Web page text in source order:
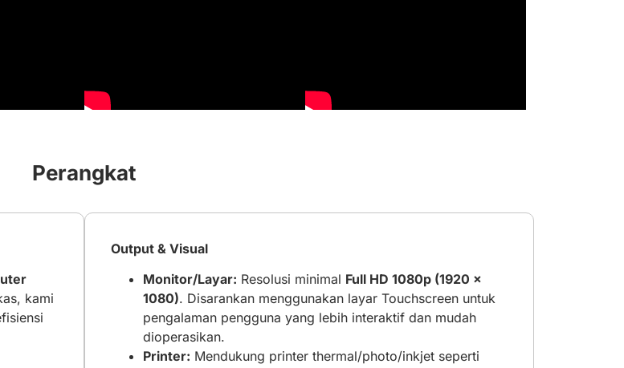
Perangkat
kami
Output & Visual
Monitor/Layar: Resolusi minimal Full HD 1080p (1920 ×
1080). Disarankan menggunakan layar Touchscreen untuk
pengalaman pengguna yang lebih interaktif dan mudah
dioperasikan.
Printer: Mendukung printer thermal/photo/inkjet seperti